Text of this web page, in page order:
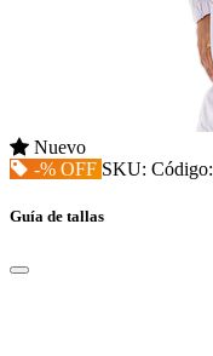
Nuevo
-% OFF SKU: Código:
Guía de tallas